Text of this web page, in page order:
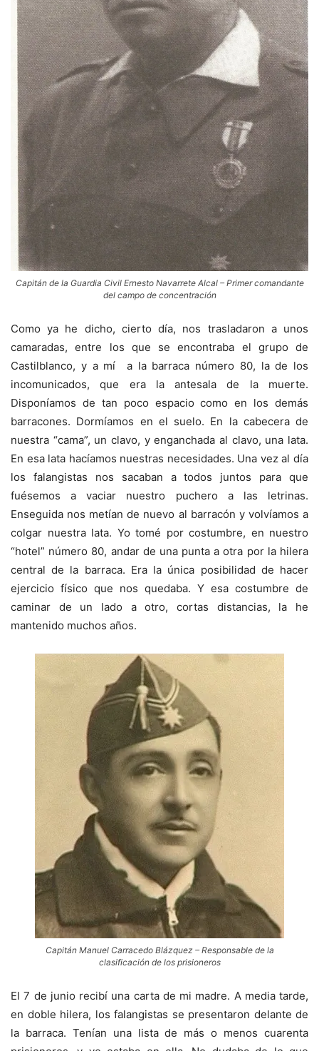
Capitán de la Guardia Civil Ernesto Navarrete Alcal – Primer comandante
del campo de concentración
Como ya he dicho, cierto día, nos trasladaron a unos
camaradas, entre los que se encontraba el grupo de
Castilblanco, y a mí a la barraca número 80, la de los
incomunicados, que era la antesala de la muerte.
Disponíamos de tan poco espacio como en los demás
barracones. Dormíamos en el suelo. En la cabecera de
nuestra “cama”, un clavo, y enganchada al clavo, una lata.
En esa lata hacíamos nuestras necesidades. Una vez al día
los falangistas nos sacaban a todos juntos para que
fuésemos a vaciar nuestro puchero a las letrinas.
Enseguida nos metían de nuevo al barracón y volvíamos a
colgar nuestra lata. Yo tomé por costumbre, en nuestro
“hotel” número 80, andar de una punta a otra por la hilera
central de la barraca. Era la única posibilidad de hacer
ejercicio físico que nos quedaba. Y esa costumbre de
caminar de un lado a otro, cortas distancias, la he
mantenido muchos años.
Capitán Manuel Carracedo Blázquez – Responsable de la
clasificación de los prisioneros
El 7 de junio recibí una carta de mi madre. A media tarde,
en doble hilera, los falangistas se presentaron delante de
la barraca. Tenían una lista de más o menos cuarenta